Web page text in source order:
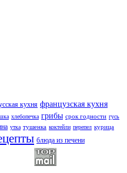
кухня французская кухня
хлебопечка грибы срок годности гусь
утка тушенка коктейли перепел курица
блюда из печени